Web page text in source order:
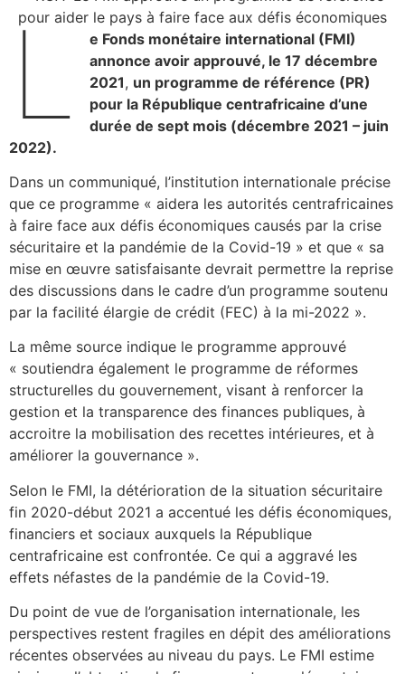
L
e Fonds monétaire international (FMI)
annonce avoir approuvé, le 17 décembre
2021, un programme de référence (PR)
pour la République centrafricaine d’une
durée de sept mois (décembre 2021 – juin
2022).
Dans un communiqué, l’institution internationale précise
que ce programme « aidera les autorités centrafricaines
à faire face aux défis économiques causés par la crise
sécuritaire et la pandémie de la Covid-19 » et que « sa
mise en œuvre satisfaisante devrait permettre la reprise
des discussions dans le cadre d’un programme soutenu
par la facilité élargie de crédit (FEC) à la mi-2022 ».
La même source indique le programme approuvé
« soutiendra également le programme de réformes
structurelles du gouvernement, visant à renforcer la
gestion et la transparence des finances publiques, à
accroitre la mobilisation des recettes intérieures, et à
améliorer la gouvernance ».
Selon le FMI, la détérioration de la situation sécuritaire
fin 2020-début 2021 a accentué les défis économiques,
financiers et sociaux auxquels la République
centrafricaine est confrontée. Ce qui a aggravé les
effets néfastes de la pandémie de la Covid-19.
Du point de vue de l’organisation internationale, les
perspectives restent fragiles en dépit des améliorations
récentes observées au niveau du pays. Le FMI estime